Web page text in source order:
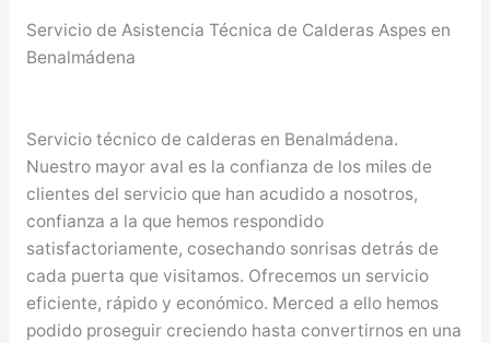
Servicio de Asistencia Técnica de Calderas Aspes en
Benalmádena
Servicio técnico de calderas en Benalmádena.
Nuestro mayor aval es la confianza de los miles de
clientes del servicio que han acudido a nosotros,
confianza a la que hemos respondido
satisfactoriamente, cosechando sonrisas detrás de
cada puerta que visitamos. Ofrecemos un servicio
eficiente, rápido y económico. Merced a ello hemos
podido proseguir creciendo hasta convertirnos en una